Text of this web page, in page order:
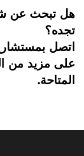
هل تبحث عن
تجده؟
اتصل
على مزيد من
المتاحة.